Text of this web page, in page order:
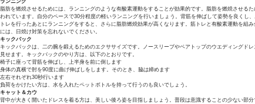
ランニング
脂肪を燃焼させるためには、ランニングのような有酸素運動をすることが効果的です。脂肪を燃焼させる
われています。自分のペースで30分程度の軽いランニングを行いましょう。背筋を伸ばして姿勢を良くし
トレを行ったあとにランニングをすると、さらに脂肪燃焼効果が高くなります。筋トレと有酸素運動を組
には、日焼け対策を忘れないでください。
キックバック
キックバックは、二の腕を鍛えるためのエクササイズです。ノースリーブやベアトップのウエディングド
見せます。キックバックのやり方は、以下のとおりです。
椅子に座って背筋を伸ばし、上半身を前に倒します
身体の真横で肘を90度に曲げ伸ばしをします。そのとき、脇は締めます
左右それぞれ30秒行います
負荷をかけたい方は、水を入れたペットボトルを持って行うのも良いでしょう。
キャット＆カウ
背中が大きく開いたドレスを着る方は、美しい後ろ姿を目指しましょう。普段は意識することの少ない部